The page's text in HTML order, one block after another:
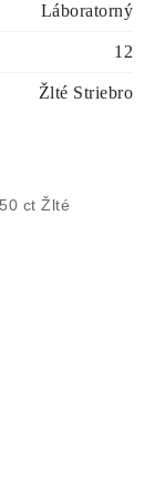
Láboratorný
12
Žlté Striebro